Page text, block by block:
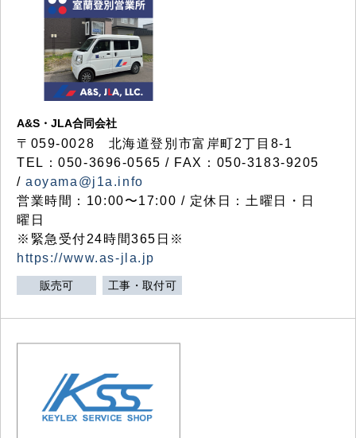
A&S・JLA合同会社
〒 059-0028 北海道登別市富岸町2丁目 8-1
TEL：050-3696-0565 / FAX：050-3183-9205
/aoyama@j1a.info
営業時間：10:00〜17:00 / 定休日：土曜日・日
曜日
※緊急受付24時間365日※
https://www.as-jla.jp
販売可 工事・取付可